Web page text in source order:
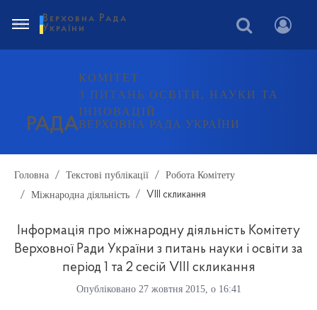
РАДА
КОМІТЕТ
З ПИТАНЬ ОСВІТИ, НАУКИ ТА
ІННОВАЦІЙ
ВЕРХОВНА РАДА УКРАЇНИ
Верховна Рада
України
Головна Текстові публікації
Робота Комітету
Міжнародна діяльність
VIII скликання
Інформація про міжнародну діяльність Комітету
Верховної Ради України з питань науки і освіти за
період 1 та 2 сесій VІІІ скликання
Опубліковано 27 жовтня 2015, о 16:41